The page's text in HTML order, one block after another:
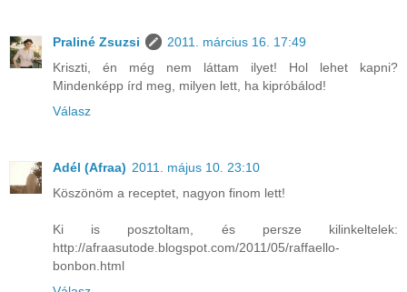
Praliné Zsuzsi
2011. március 16. 17:49
Kriszti, én még nem láttam ilyet! Hol lehet kapni?
Mindenképp írd meg, milyen lett, ha kipróbálod!
Válasz
Adél (Afraa) 2011. május 10. 23:10
Köszönöm a receptet, nagyon finom lett!
Ki is posztoltam, és persze kilinkeltelek:
http://afraasutode.blogspot.com/2011/05/raffaello-
bonbon.html